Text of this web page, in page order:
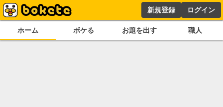
新規登録 ログイン
ホーム ボケる お題を出す 職人